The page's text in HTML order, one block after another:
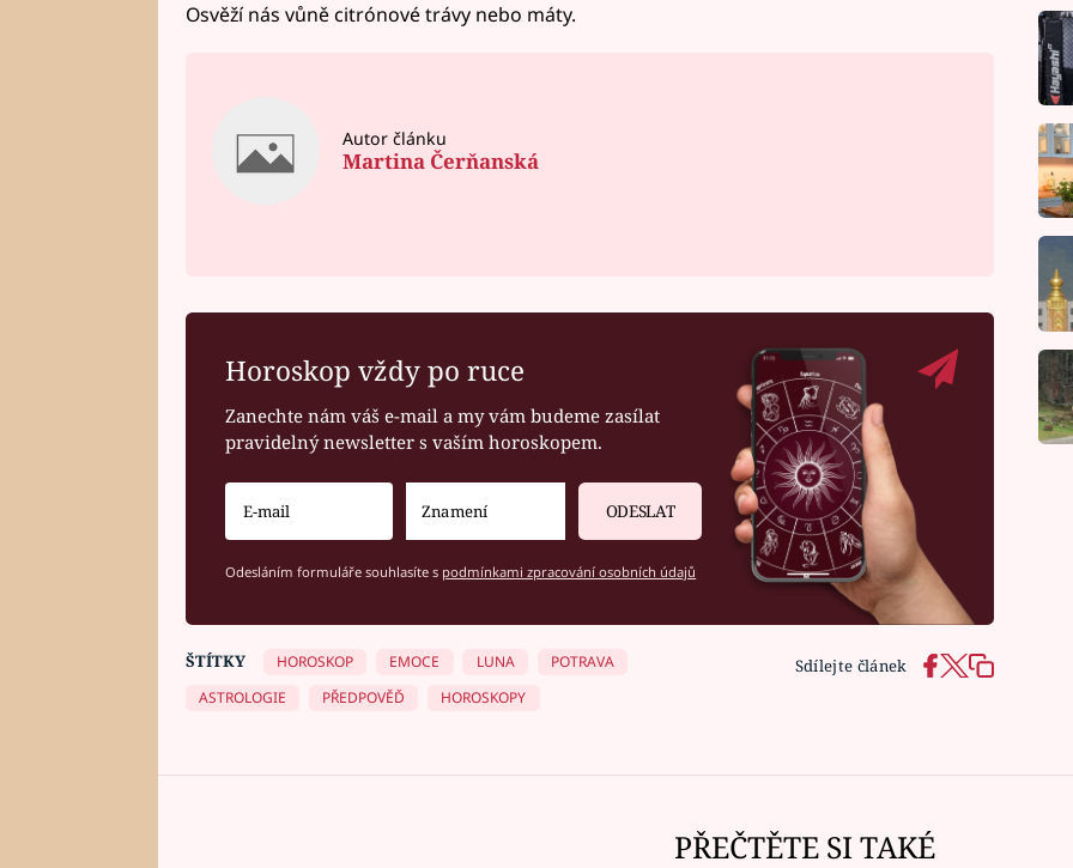
Osvěží nás vůně citrónové trávy nebo máty.
Autor článku
Martina Čerňanská
Horoskop vždy po ruce
Zanechte nám váš e-mail a my vám budeme zasílat
pravidelný newsletter s vaším horoskopem.
ODESLAT
Odesláním formuláře souhlasíte s podmínkami zpracování osobních údajů
Sdílejte článek
ŠTÍTKY HOROSKOP EMOCE LUNA
POTRAVA
ASTROLOGIE
PŘEDPOVĚĎ HOROSKOPY
PŘEČTĚTE SI TAKÉ